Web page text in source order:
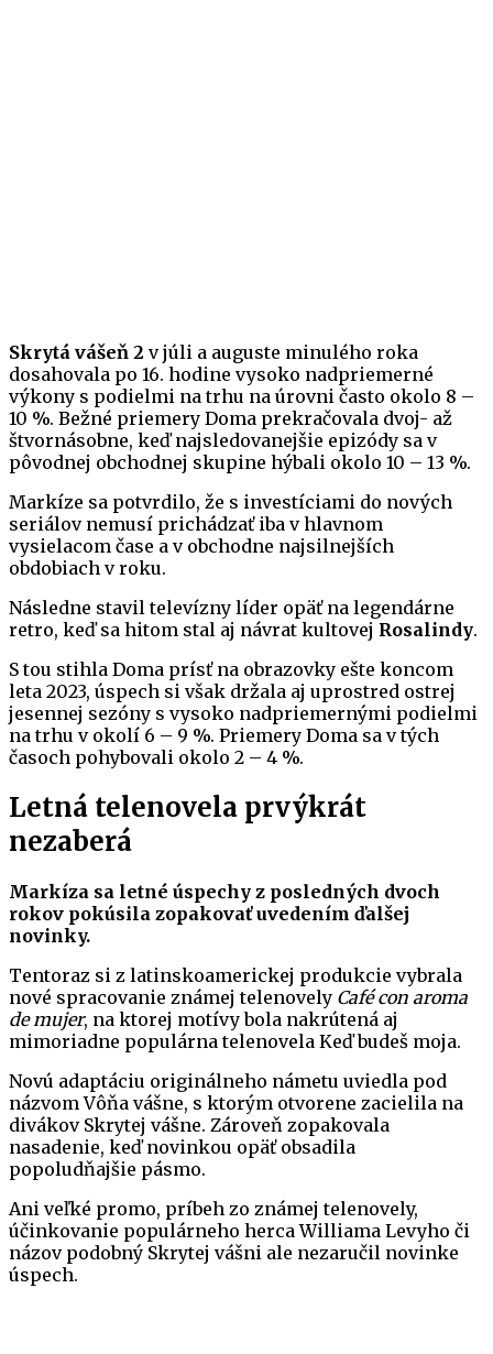
Skrytá vášeň 2 v júli a auguste minulého roka
dosahovala po 16. hodine vysoko nadpriemerné
výkony s podielmi na trhu na úrovni často okolo 8 –
10 %. Bežné priemery Doma prekračovala dvoj- až
štvornásobne, keď najsledovanejšie epizódy sa v
pôvodnej obchodnej skupine hýbali okolo 10 – 13 %.
Markíze sa potvrdilo, že s investíciami do nových
seriálov nemusí prichádzať iba v hlavnom
vysielacom čase a v obchodne najsilnejších
obdobiach v roku.
Následne stavil televízny líder opäť na legendárne
retro, keď sa hitom stal aj návrat kultovej Rosalindy.
S tou stihla Doma prísť na obrazovky ešte koncom
leta 2023, úspech si však držala aj uprostred ostrej
jesennej sezóny s vysoko nadpriemernými podielmi
na trhu v okolí 6 – 9 %. Priemery Doma sa v tých
časoch pohybovali okolo 2 – 4 %.
Letná telenovela prvýkrát
nezaberá
Markíza sa letné úspechy z posledných dvoch
rokov pokúsila zopakovať uvedením ďalšej
novinky.
Tentoraz si z latinskoamerickej produkcie vybrala
nové spracovanie známej telenovely Café con aroma
de mujer, na ktorej motívy bola nakrútená aj
mimoriadne populárna telenovela Keď budeš moja.
Novú adaptáciu originálneho námetu uviedla pod
názvom Vôňa vášne, s ktorým otvorene zacielila na
divákov Skrytej vášne. Zároveň zopakovala
nasadenie, keď novinkou opäť obsadila
popoludňajšie pásmo.
Ani veľké promo, príbeh zo známej telenovely,
účinkovanie populárneho herca Williama Levyho či
názov podobný Skrytej vášni ale nezaručil novinke
úspech.